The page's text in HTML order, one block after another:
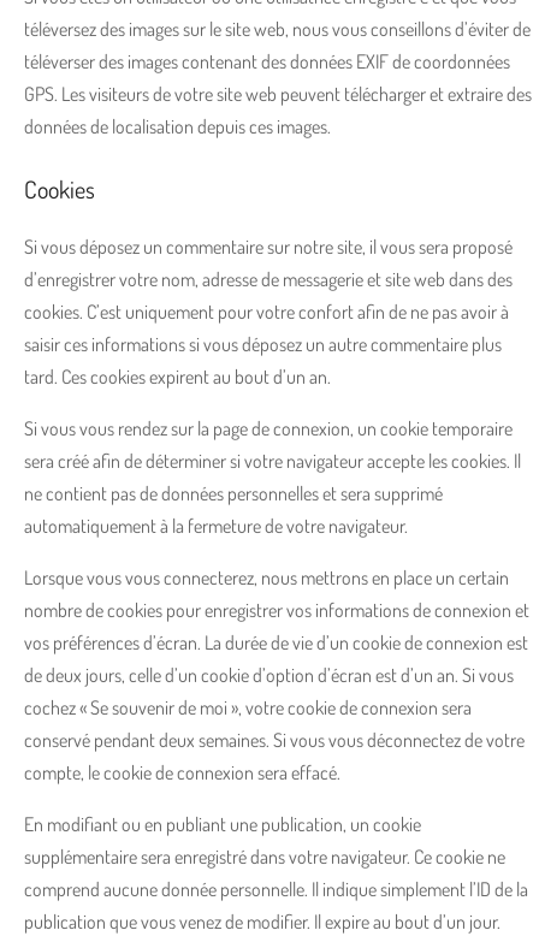
téléversez des images sur le site web, nous vous conseillons d’éviter de
téléverser des images contenant des données EXIF de coordonnées
GPS. Les visiteurs de votre site web peuvent télécharger et extraire des
données de localisation depuis ces images.
Cookies
Si vous déposez un commentaire sur notre site, il vous sera proposé
d’enregistrer votre nom, adresse de messagerie et site web dans des
cookies. C’est uniquement pour votre confort afin de ne pas avoir à
saisir ces informations si vous déposez un autre commentaire plus
tard. Ces cookies expirent au bout d’un an.
Si vous vous rendez sur la page de connexion, un cookie temporaire
sera créé afin de déterminer si votre navigateur accepte les cookies. Il
ne contient pas de données personnelles et sera supprimé
automatiquement à la fermeture de votre navigateur.
Lorsque vous vous connecterez, nous mettrons en place un certain
nombre de cookies pour enregistrer vos informations de connexion et
vos préférences d’écran. La durée de vie d’un cookie de connexion est
de deux jours, celle d’un cookie d’option d’écran est d’un an. Si vous
cochez « Se souvenir de moi », votre cookie de connexion sera
conservé pendant deux semaines. Si vous vous déconnectez de votre
compte, le cookie de connexion sera effacé.
En modifiant ou en publiant une publication, un cookie
supplémentaire sera enregistré dans votre navigateur. Ce cookie ne
comprend aucune donnée personnelle. Il indique simplement l’ID de la
publication que vous venez de modifier. Il expire au bout d’un jour.